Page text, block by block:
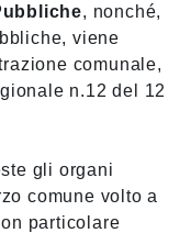
, nonché,
viene
comunale,
n.12 del 12
gli organi
comune volto a
particolare